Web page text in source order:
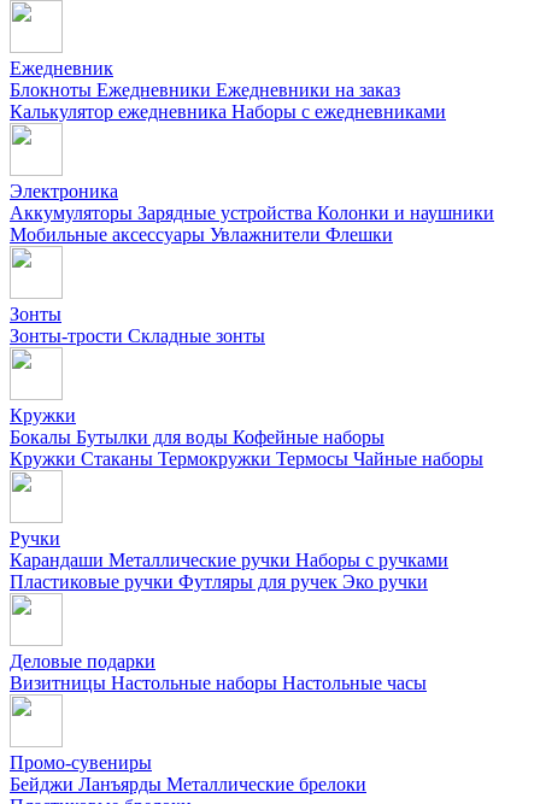
Ежедневник
Блокноты Ежедневники Ежедневники на заказ
Калькулятор ежедневника Наборы с ежедневниками
Электроника
Аккумуляторы Зарядные устройства Колонки и наушники
Мобильные аксессуары Увлажнители Флешки
Зонты
Зонты-трости Складные зонты
Кружки
Бокалы Бутылки для воды Кофейные наборы
Кружки Стаканы Термокружки Термосы Чайные наборы
Ручки
Карандаши Металлические ручки Наборы с ручками
Пластиковые ручки Футляры для ручек Эко ручки
Деловые подарки
Визитницы Настольные наборы Настольные часы
Промо-сувениры
Бейджи Ланъярды Металлические брелоки